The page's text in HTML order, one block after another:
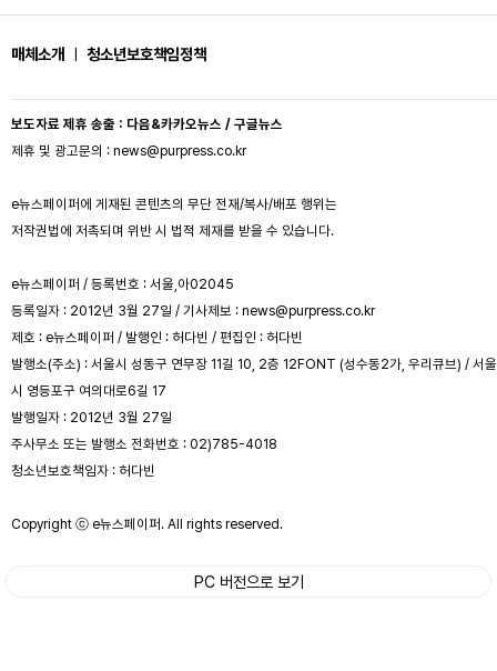
매체소개 ㅣ 청소년보호책임정책
보도자료 제휴 송출 : 다음&카카오뉴스 / 구글뉴스
제휴 및 광고문의 : news@purpress.co.kr
e뉴스페이퍼에 게재된 콘텐츠의 무단 전재/복사/배포 행위는
저작권법에 저촉되며 위반 시 법적 제재를 받을 수 있습니다.
e뉴스페이퍼 / 등록번호 : 서울,아02045
등록일자 : 2012년 3월 27일 / 기사제보 : news@purpress.co.kr
제호 : e뉴스페이퍼 / 발행인 : 허다빈 / 편집인 : 허다빈
발행소(주소) : 서울시 성동구 연무장 11길 10, 2층 12FONT (성수동2가, 우리큐브) / 서울
시 영등포구 여의대로6길 17
발행일자 : 2012년 3월 27일
주사무소 또는 발행소 전화번호 : 02)785-4018
청소년보호책임자 : 허다빈
Copyright ⓒ e뉴스페이퍼. All rights reserved.
PC 버전으로 보기